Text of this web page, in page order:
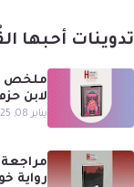
تدوينات أحبها
ملخص
لابن
يناير 08, 2025
رواية